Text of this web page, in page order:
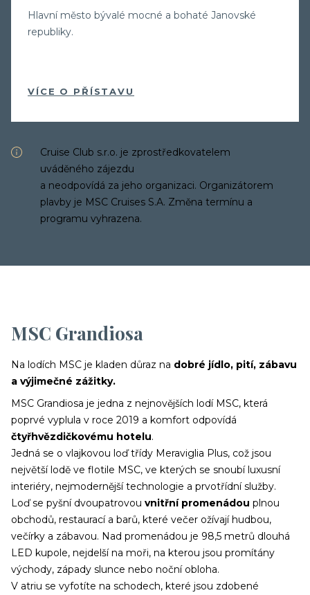
Hlavní město bývalé mocné a bohaté Janovské
republiky.
VÍCE O PŘÍSTAVU
Cruise Club s.r.o. je zprostředkovatelem
uváděného zájezdu
a neodpovídá za jeho organizaci. Organizátorem
plavby je MSC Cruises S.A. Změna termínu a
programu vyhrazena.
MSC Grandiosa
Na lodích MSC je kladen důraz na dobré jídlo, pití, zábavu
a výjimečné zážitky.​
MSC Grandiosa je jedna z nejnovějších lodí MSC, která
poprvé vyplula v roce 2019 a komfort odpovídá
čtyřhvězdičkovému hotelu.
Jedná se o vlajkovou loď třídy Meraviglia Plus, což jsou
největší lodě ve flotile MSC, ve kterých se snoubí luxusní
interiéry, nejmodernější technologie a prvotřídní služby.
Loď se pyšní dvoupatrovou vnitřní promenádou plnou
obchodů, restaurací a barů, které večer ožívají hudbou,
večírky a zábavou. Nad promenádou je 98,5 metrů dlouhá
LED kupole, nejdelší na moři, na kterou jsou promítány
východy, západy slunce nebo noční obloha.
V atriu se vyfotíte na schodech, které jsou zdobené